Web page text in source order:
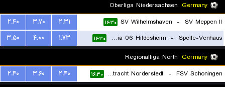
Germany
SV Meppen II
-
SV Wilhelmshaven ۱۶:۳۰ ۲.۳۱ ۳.۷۰
۲.۴۰
Spelle-Venhaus
-
VfV Borussia 06 Hildesheim ۱۶:۳۰ ۱.۷۳ ۴.۰۰
۳.۵۰
Germany
FSV Schoningen
-
Eintracht Norderstedt ۱۶:۳۰ ۲.۴۰ ۳.۶۰
۲.۴۰